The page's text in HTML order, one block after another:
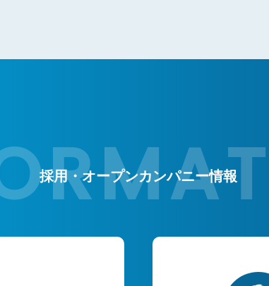
採用・オープンカンパニー情報